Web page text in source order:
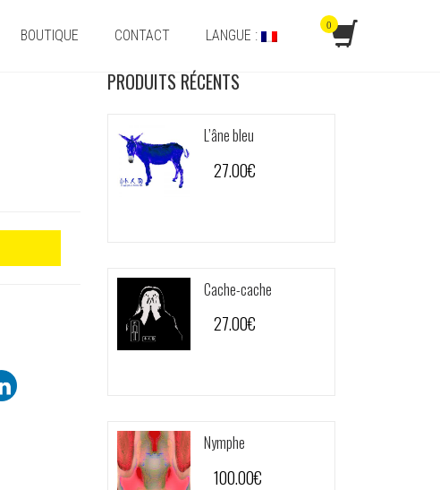
0
BOUTIQUE CONTACT LANGUE :
PRODUITS RÉCENTS
27.00€
L’âne bleu
27.00€
Cache-cache
100.00€
Nymphe